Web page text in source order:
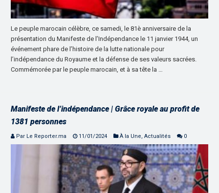
Le peuple marocain célèbre, ce samedi, le 81è anniversaire de la
présentation du Manifeste de l’Indépendance le 11 janvier 1944, un
événement phare de l’histoire de la lutte nationale pour
l’indépendance du Royaume et la défense de ses valeurs sacrées.
Commémorée par le peuple marocain, et à sa tête la …
Manifeste de l’indépendance | Grâce royale au profit de
1381 personnes
Par Le Reporter.ma 11/01/2024 À la Une,Actualités 0